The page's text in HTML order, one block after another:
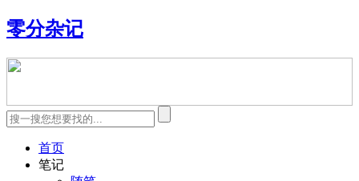
零分杂记
首页
笔记